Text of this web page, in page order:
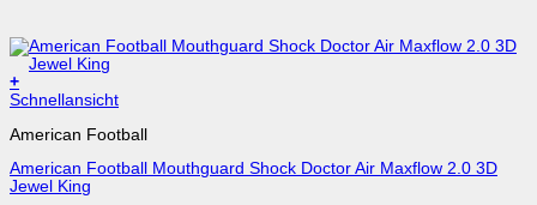
+
Schnellansicht
American Football
American Football Mouthguard Shock Doctor Air Maxflow 2.0 3D
Jewel King